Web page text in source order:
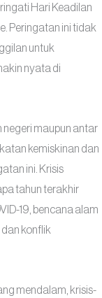
Hari Keadilan
Peringatan ini tidak
untuk
nyata di
negeri maupun antar
kemiskinan dan
ini. Krisis
tahun terakhir
19, bencana alam
konflik
mendalam, krisis-